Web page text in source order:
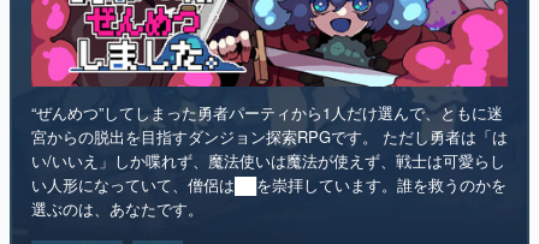
“ぜんめつ”してしまった勇者パーティから1人だけ選んで、ともに迷
宮からの脱出を目指すダンジョン探索RPGです。 ただし勇者は「は
い/いいえ」しか喋れず、魔法使いは魔法が使えず、戦士は可愛らし
い人形になっていて、僧侶は██を崇拝しています。誰を救うのかを
選ぶのは、あなたです。